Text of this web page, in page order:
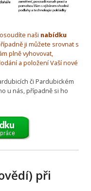
naši nabídku
ji můžete srovnat s
plně vyhovovat,
a položení Vaší nové
či Pardubickém
u nás, případně si ho
při